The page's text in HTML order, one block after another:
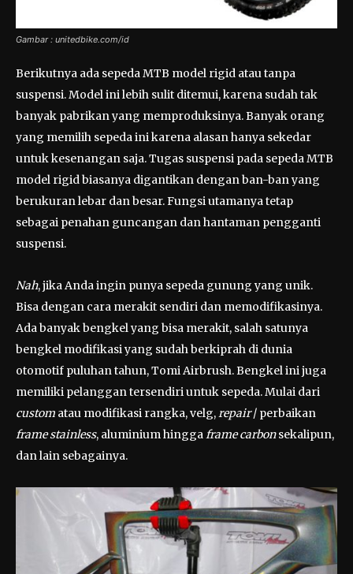
Gambar : unitedbike.com/id
Berikutnya ada sepeda MTB model rigid atau tanpa
suspensi. Model ini lebih sulit ditemui, karena sudah tak
banyak pabrikan yang memproduksinya. Banyak orang
yang memilih sepeda ini karena alasan hanya sekedar
untuk kesenangan saja. Tugas suspensi pada sepeda MTB
model rigid biasanya digantikan dengan ban-ban yang
berukuran lebar dan besar. Fungsi utamanya tetap
sebagai penahan guncangan dan hantaman pengganti
suspensi.
Nah, jika Anda ingin punya sepeda gunung yang unik.
Bisa dengan cara merakit sendiri dan memodifikasinya.
Ada banyak bengkel yang bisa merakit, salah satunya
bengkel modifikasi yang sudah berkiprah di dunia
otomotif puluhan tahun, Tomi Airbrush. Bengkel ini juga
memiliki pelanggan tersendiri untuk sepeda. Mulai dari
custom atau modifikasi rangka, velg,repair/ perbaikan
frame stainless, aluminium hinggaframe carbonsekalipun,
dan lain sebagainya.